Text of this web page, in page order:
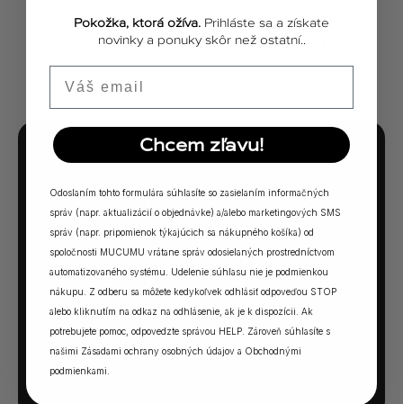
ZOBRAZIŤ VŠETKY PRÍBEHY
Ktorá vôňa Vám
sadne?
5 otázok. Jedna odpoveď. Vaša ideálna MUCUMU
vôňa.
SPUSTIŤ KVÍZ →
Pokožka, ktorá ožíva. Prihláste sa a získate
novinky a ponuky skôr než ostatní..
Chcem zľavu!
Odoslaním tohto formulára súhlasíte so zasielaním informačných
správ (napr. aktualizácií o objednávke) a/alebo marketingových SMS
správ (napr. pripomienok týkajúcich sa nákupného košíka) od
spoločnosti MUCUMU vrátane správ odosielaných prostredníctvom
automatizovaného systému. Udelenie súhlasu nie je podmienkou
nákupu. Z odberu sa môžete kedykoľvek odhlásiť odpoveďou STOP
alebo kliknutím na odkaz na odhlásenie, ak je k dispozícii. Ak
potrebujete pomoc, odpovedzte správou HELP. Zároveň súhlasíte s
našimi Zásadami ochrany osobných údajov a Obchodnými
podmienkami